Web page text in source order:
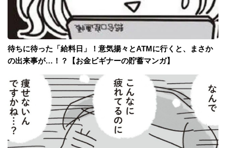
待ちに待った「給料日」！意気揚々とATMに行くと、まさか
の出来事が…！？【お金ビギナーの貯蓄マンガ】